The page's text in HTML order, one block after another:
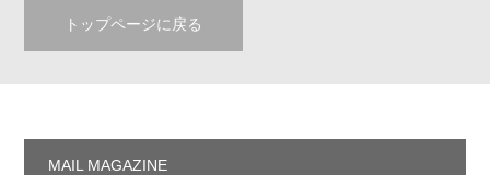
トップページに戻る
MAIL MAGAZINE